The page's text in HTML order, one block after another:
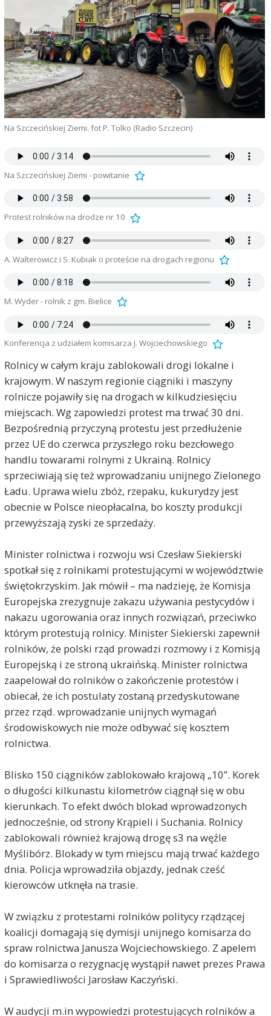
Na Szczecińskiej Ziemi. fot P. Tolko (Radio Szczecin)
Na Szczecińskiej Ziemi - powitanie
Protest rolników na drodze nr 10
A. Walterowicz i S. Kubiak o proteście na drogach regionu
M. Wyder - rolnik z gm. Bielice
Konferencja z udziałem komisarza J. Wojciechowskiego
Rolnicy w całym kraju zablokowali drogi lokalne i
krajowym. W naszym regionie ciągniki i maszyny
rolnicze pojawiły się na drogach w kilkudziesięciu
miejscach. Wg zapowiedzi protest ma trwać 30 dni.
Bezpośrednią przyczyną protestu jest przedłużenie
przez UE do czerwca przyszłego roku bezcłowego
handlu towarami rolnymi z Ukrainą. Rolnicy
sprzeciwiają się też wprowadzaniu unijnego Zielonego
Ładu. Uprawa wielu zbóż, rzepaku, kukurydzy jest
obecnie w Polsce nieopłacalna, bo koszty produkcji
przewyższają zyski ze sprzedaży.
Minister rolnictwa i rozwoju wsi Czesław Siekierski
spotkał się z rolnikami protestującymi w województwie
świętokrzyskim. Jak mówił – ma nadzieję, że Komisja
Europejska zrezygnuje zakazu używania pestycydów i
nakazu ugorowania oraz innych rozwiązań, przeciwko
którym protestują rolnicy. Minister Siekierski zapewnił
rolników, że polski rząd prowadzi rozmowy i z Komisją
Europejską i ze stroną ukraińską. Minister rolnictwa
zaapelował do rolników o zakończenie protestów i
obiecał, że ich postulaty zostaną przedyskutowane
przez rząd. wprowadzanie unijnych wymagań
środowiskowych nie może odbywać się kosztem
rolnictwa.
Blisko 150 ciągników zablokowało krajową „10”. Korek
o długości kilkunastu kilometrów ciągnął się w obu
kierunkach. To efekt dwóch blokad wprowadzonych
jednocześnie, od strony Krąpieli i Suchania. Rolnicy
zablokowali również krajową drogę s3 na węźle
Myślibórz. Blokady w tym miejscu mają trwać każdego
dnia. Policja wprowadziła objazdy, jednak cześć
kierowców utknęła na trasie.
W związku z protestami rolników politycy rządzącej
koalicji domagają się dymisji unijnego komisarza do
spraw rolnictwa Janusza Wojciechowskiego. Z apelem
do komisarza o rezygnację wystąpił nawet prezes Prawa
i Sprawiedliwości Jarosław Kaczyński.
W audycji m.in wypowiedzi protestujących rolników a